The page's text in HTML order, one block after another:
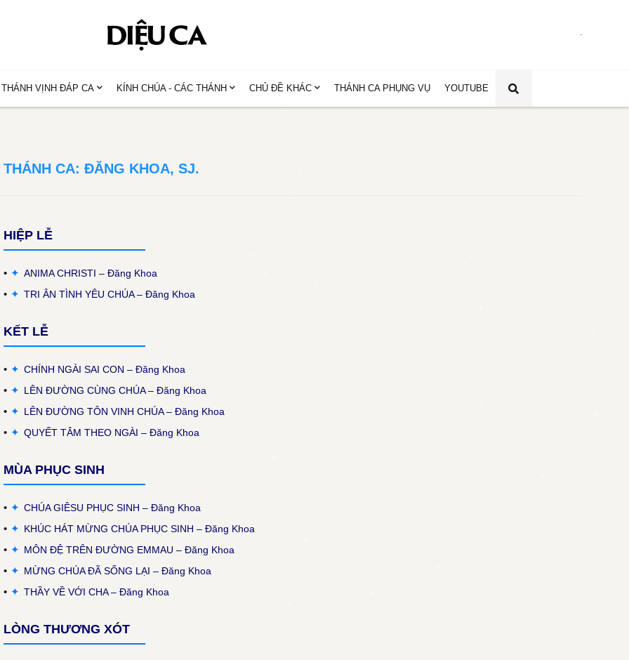
THÁNH VỊNH ĐÁP CA KÍNH CHÚA - CÁC THÁNH CHỦ ĐỀ KHÁC THÁNH CA PHỤNG VỤ YOUTUBE
THÁNH CA: ĐĂNG KHOA, SJ.
HIỆP LỄ
✦ ANIMA CHRISTI – Đăng Khoa
✦ TRI ÂN TÌNH YÊU CHÚA – Đăng Khoa
KẾT LỄ
✦ CHÍNH NGÀI SAI CON – Đăng Khoa
✦ LÊN ĐƯỜNG CÙNG CHÚA – Đăng Khoa
✦ LÊN ĐƯỜNG TÔN VINH CHÚA – Đăng Khoa
✦ QUYẾT TÂM THEO NGÀI – Đăng Khoa
MÙA PHỤC SINH
✦ CHÚA GIÊSU PHỤC SINH – Đăng Khoa
✦ KHÚC HÁT MỪNG CHÚA PHỤC SINH – Đăng Khoa
✦ MÔN ĐỆ TRÊN ĐƯỜNG EMMAU – Đăng Khoa
✦ MỪNG CHÚA ĐÃ SỐNG LẠI – Đăng Khoa
✦ THẦY VỀ VỚI CHA – Đăng Khoa
LÒNG THƯƠNG XÓT